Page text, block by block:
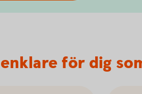
för dig